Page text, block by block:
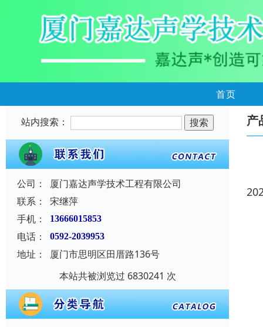
首页
站内搜索：
公司：
厦门嘉达声学技术工程有限公司
联系：
宋继萍
手机：
13666015853
电话： 0592-2039953
地址：
厦门市思明区田厝路136号
本站共被浏览过 6830241 次
产